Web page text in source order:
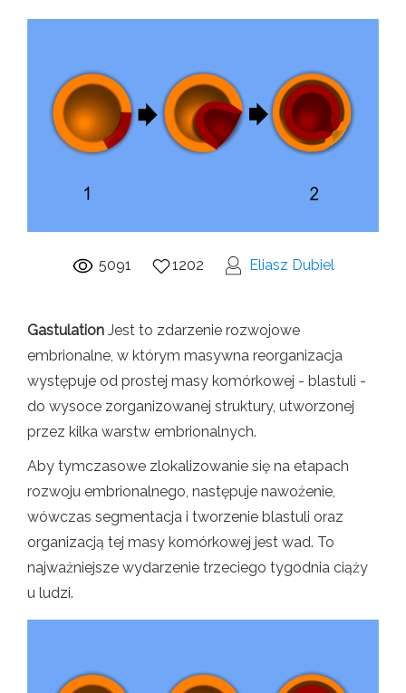
5091 1202 Eliasz Dubiel
Gastulation Jest to zdarzenie rozwojowe
embrionalne, w którym masywna reorganizacja
występuje od prostej masy komórkowej - blastuli -
do wysoce zorganizowanej struktury, utworzonej
przez kilka warstw embrionalnych.
Aby tymczasowe zlokalizowanie się na etapach
rozwoju embrionalnego, następuje nawożenie,
wówczas segmentacja i tworzenie blastuli oraz
organizacją tej masy komórkowej jest wad. To
najważniejsze wydarzenie trzeciego tygodnia ciąży
u ludzi.